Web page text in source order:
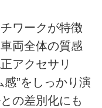
ワークが特徴
両全体の質感
アクセサリ
”をしっかり演
の差別化にも